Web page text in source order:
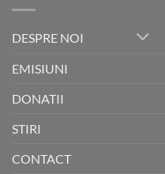
DESPRE NOI
EMISIUNI
DONATII
STIRI
CONTACT